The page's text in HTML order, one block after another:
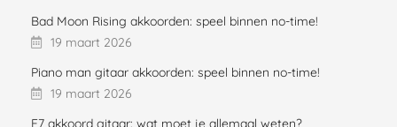
Bad Moon Rising akkoorden: speel binnen no-time!
19 maart 2026
Piano man gitaar akkoorden: speel binnen no-time!
19 maart 2026
F7 akkoord gitaar: wat moet je allemaal weten?